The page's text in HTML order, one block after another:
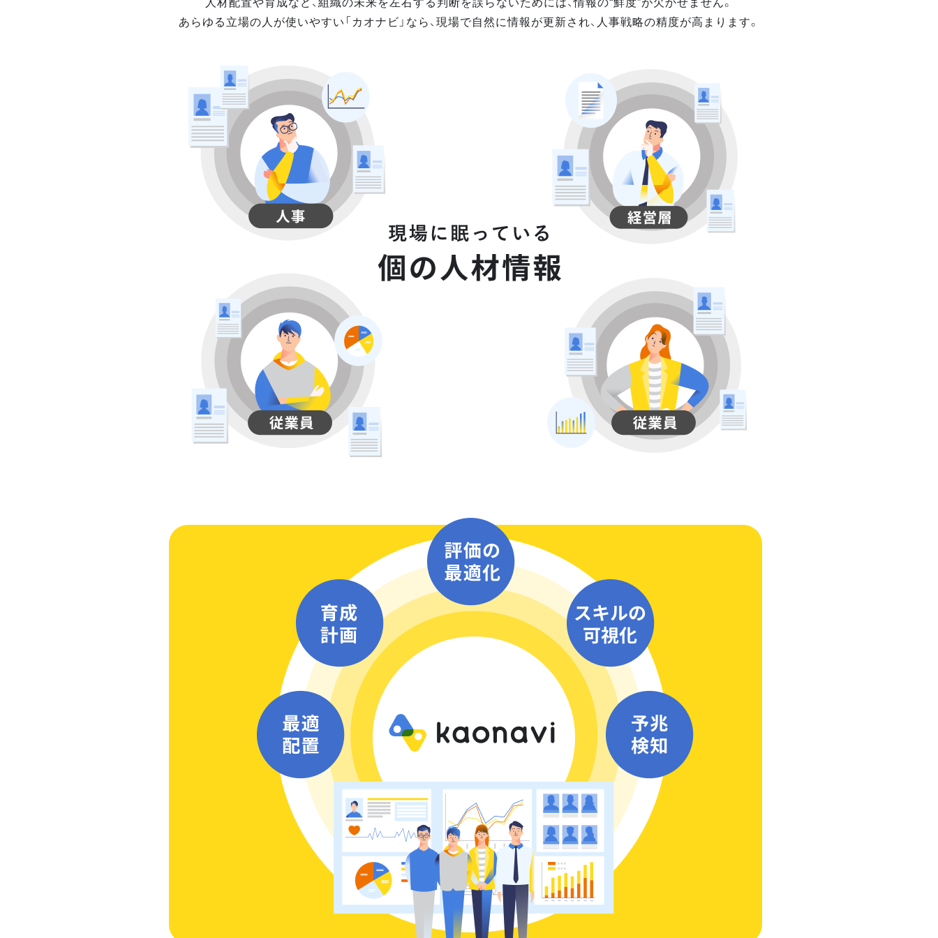
あらゆる立場の人が使いやすい「カオナビ」なら、現場で自然に情報が更新され、人事戦略の精度が高まります。